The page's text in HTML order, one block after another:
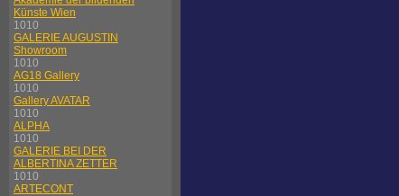
Künste Wien
1010
GALERIE AUGUSTIN
Showroom
1010
AG18 Gallery
1010
Gallery AVATAR
1010
ALPHA
1010
GALERIE BEI DER
ALBERTINA ZETTER
1010
ARTECONT